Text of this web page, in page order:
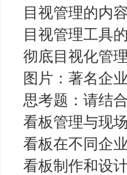
目视管理的内
目视管理工具
彻底目视化管
图片：著名企
思考题：请结
看板管理与现场
看板在不同企
看板制作和设